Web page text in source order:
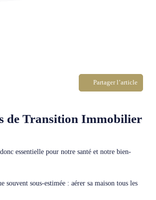
Partager l’article
de Transition Immobilier
essentielle pour notre santé et notre bien-
sous-estimée : aérer sa maison tous les